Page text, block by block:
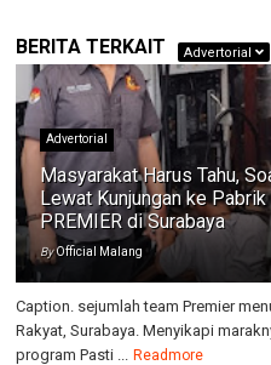
BERITA TERKAIT Advertorial
Advertorial
Masyarakat Harus Tahu,
Lewat Kunjungan ke
PREMIER di Surabaya
ByOfficial Malang
Caption. sejumlah team Premier
Rakyat, Surabaya. Menyikapi
program Pasti ...
Readmore